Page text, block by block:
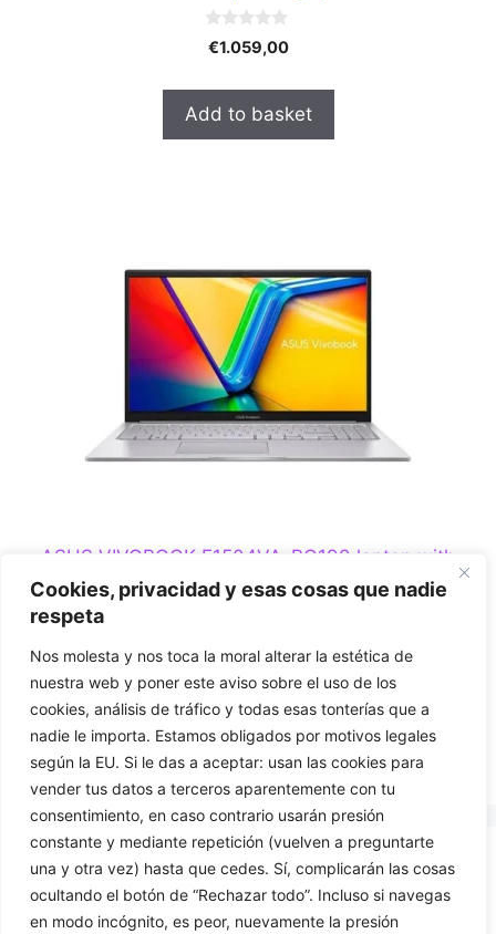
Cookies, privacidad y esas cosas que nadie
respeta
Nos molesta y nos toca la moral alterar la estética de
nuestra web y poner este aviso sobre el uso de los
cookies, análisis de tráfico y todas esas tonterías que a
nadie le importa. Estamos obligados por motivos legales
según la EU. Si le das a aceptar: usan las cookies para
vender tus datos a terceros aparentemente con tu
consentimiento, en caso contrario usarán presión
constante y mediante repetición (vuelven a preguntarte
una y otra vez) hasta que cedes. Sí, complicarán las cosas
ocultando el botón de “Rechazar todo”. Incluso si navegas
en modo incógnito, es peor, nuevamente la presión
0
o
t
f
€1.059,00
Add to basket
ASUS VIVOBOOK F1504VA-BQ199 laptop with
Core 5 120U, 8GB RAM and 512GB storage,
without an operating system
0
u
o
f
5
€599,00
Add to basket
CONTACT US